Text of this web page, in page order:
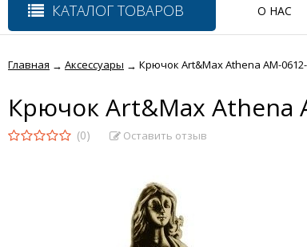
КАТАЛОГ ТОВАРОВ О НАС
Главная → Аксессуары → Крючок Art&Max Athena AM-
Крючок Art&Max Athena
(0) Оставить отзыв